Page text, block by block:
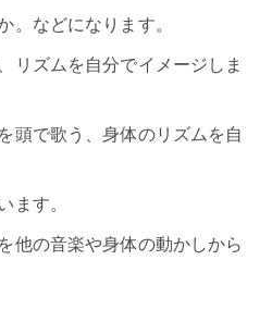
。などになります。
リズムを自分でイメージしま
頭で歌う、身体のリズムを自
ます。
他の音楽や身体の動かしから